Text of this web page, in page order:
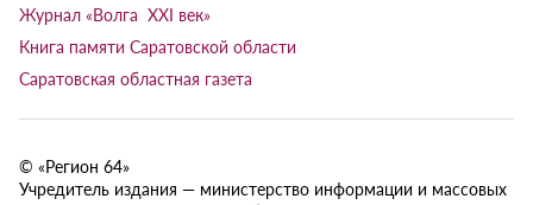
Журнал «Волга XXI век»
Книга памяти Саратовской области
Саратовская областная газета
© «Регион 64»
Учредитель издания — министерство информации и массовых